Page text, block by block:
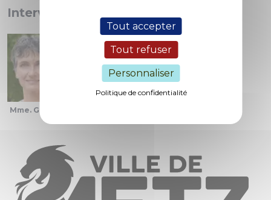
Tout accepter
Tout refuser
Personnaliser
Politique de confidentialité
Interventions :
Mme. Grolet